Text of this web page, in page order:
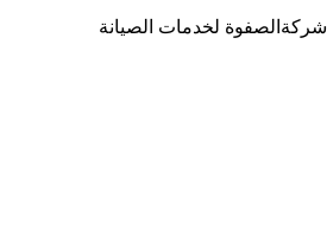
شركةالصفوة لخدمات الصيانة